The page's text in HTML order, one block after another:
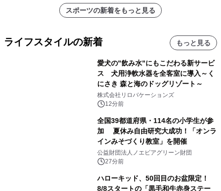
を聞きました。＞
スポーツの新着をもっと見る
ライフスタイルの新着 もっと見る
愛犬の"飲み水"にもこだわる新サービ
ス 犬用浄軟水器を全客室に導入～く
にさき 森と海のドッグリゾート～
株式会社リロバケーションズ
12分前
全国39都道府県・114名の小学生が参
加 夏休み自由研究大成功！「オンラ
インみそづくり教室」を開催
公益財団法人ノエビアグリーン財団
27分前
ハローキッド、50回目のお盆限定！
8/8スタートの「黒毛和牛赤身ステー